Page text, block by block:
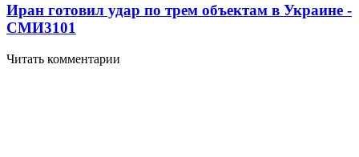
Иран готовил удар по трем объектам в Украине -
СМИ3101
Читать комментарии